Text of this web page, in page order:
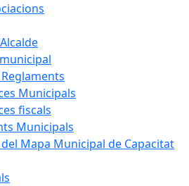
Municipals
fiscals
Municipals
Mapa Municipal de Capacitat